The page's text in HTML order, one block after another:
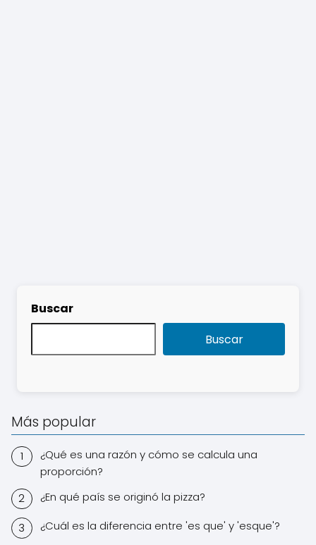
Buscar
Buscar
Más popular
¿Qué es una razón y cómo se calcula una
proporción?
¿En qué país se originó la pizza?
¿Cuál es la diferencia entre 'es que' y 'esque'?